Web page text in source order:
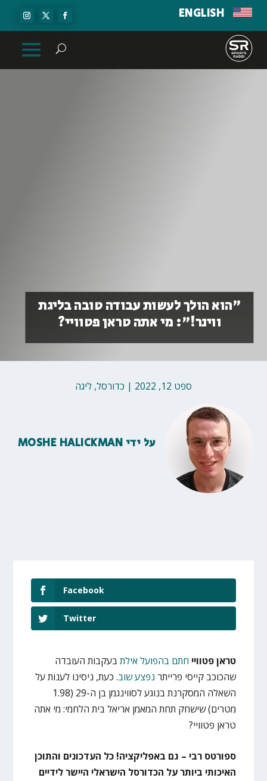
ENGLISH
"הוא הולך לעשות עבודה טובה בליגת
ווינר!": מי אתה טראן פטוויי?
ספט 12, 2022 | כדורסל, ליגה
על ידי MOSHE HALICKMAN
Facebook
Twitter
טראן פטוויי חתם בהפועל אילת בעקבות העובדה
שהכוכב קייסי פרייתר נפצע שוב. כעת, ניסינו לענות על
השאלה המסקרנת בנוגע לסווינגמן בן ה-29 (1.98
מטרים) שישחק תחת המאמן אריאל בית הלחמי: מי אתה
טראן פטוויי?
ספורטס רבי – גם באפליקציה! כל העדכונים והתוכן
האיכותי ביותר על הכדורסל הישראלי היישר לידיים